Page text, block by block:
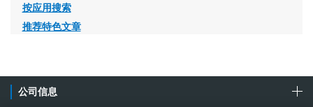
按应用搜索
推荐特色文章
公司信息